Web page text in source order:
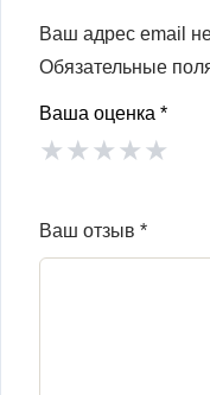
Ваш адрес email
Обязательные
Ваша оценка *
★★★★★
Ваш отзыв *